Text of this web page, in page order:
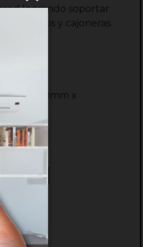
logrando soportar
módulos y cajoneras
x 40mm x
gr
3439.pdf